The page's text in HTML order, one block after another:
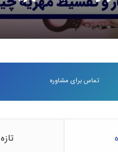
تماس برای مشاوره
تازه